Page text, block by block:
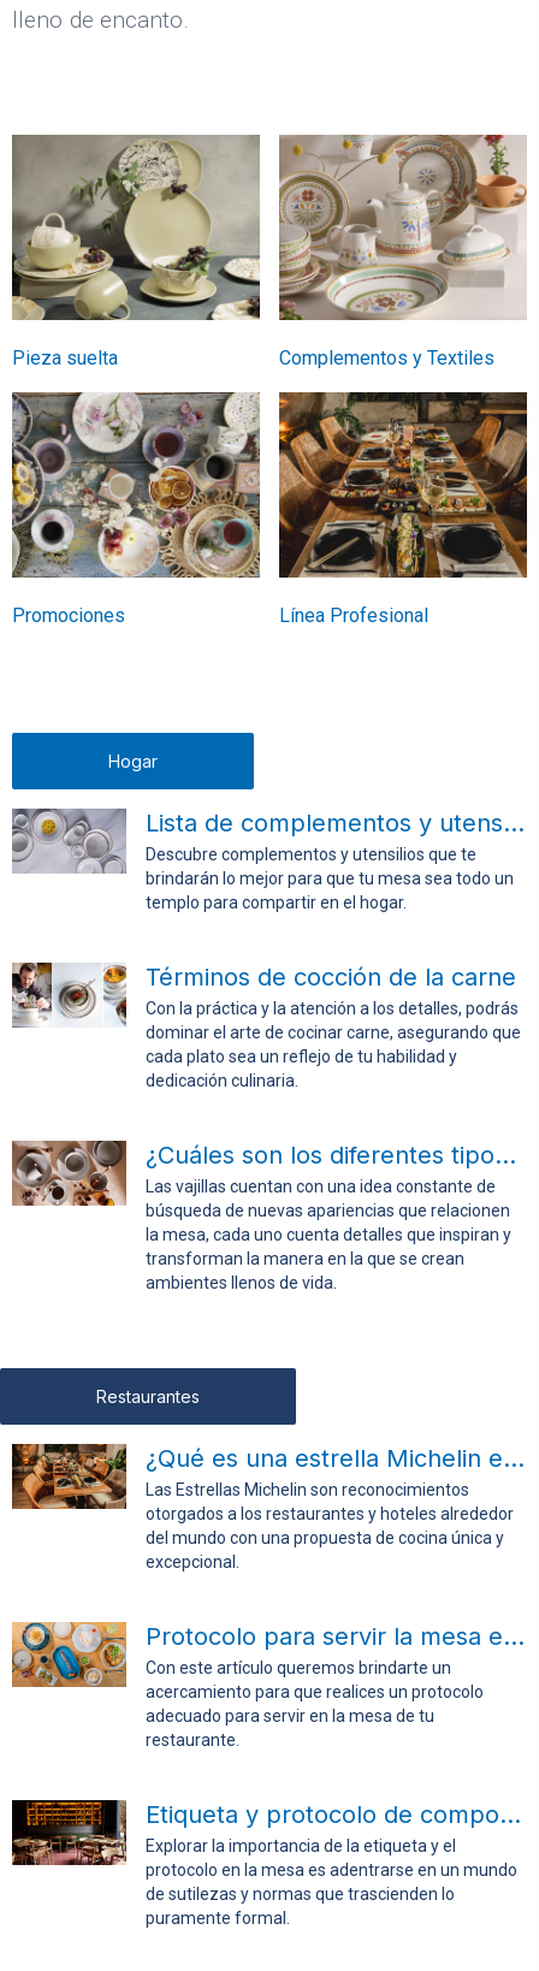
lleno de encanto.
Pieza suelta Complementos y Textiles
Promociones Línea Profesional
Hogar
Lista de complementos y utensilios para la mesa
Descubre complementos y utensilios que te
brindarán lo mejor para que tu mesa sea todo un
templo para compartir en el hogar.
Términos de cocción de la carne
Con la práctica y la atención a los detalles, podrás
dominar el arte de cocinar carne, asegurando que
cada plato sea un reflejo de tu habilidad y
dedicación culinaria.
¿Cuáles son los diferentes tipos de vajillas?
Las vajillas cuentan con una idea constante de
búsqueda de nuevas apariencias que relacionen
la mesa, cada uno cuenta detalles que inspiran y
transforman la manera en la que se crean
ambientes llenos de vida.
Restaurantes
¿Qué es una estrella Michelin en cocina?
Las Estrellas Michelin son reconocimientos
otorgados a los restaurantes y hoteles alrededor
del mundo con una propuesta de cocina única y
excepcional.
Protocolo para servir la mesa en tu restaurante
Con este artículo queremos brindarte un
acercamiento para que realices un protocolo
adecuado para servir en la mesa de tu
restaurante.
Etiqueta y protocolo de comportamientos en la mesa
Explorar la importancia de la etiqueta y el
protocolo en la mesa es adentrarse en un mundo
de sutilezas y normas que trascienden lo
puramente formal.